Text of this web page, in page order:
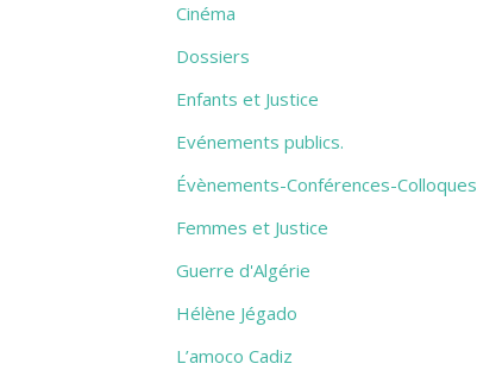
Cinéma
Dossiers
Enfants et Justice
Evénements publics.
Évènements-Conférences-Colloques
Femmes et Justice
Guerre d'Algérie
Hélène Jégado
L’amoco Cadiz